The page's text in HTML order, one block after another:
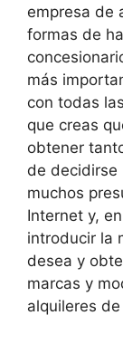
empresa de
formas de
más
con todas
que creas
obtener
de decidirse
muchos
Internet y,
introducir la
desea y
marcas y
alquileres